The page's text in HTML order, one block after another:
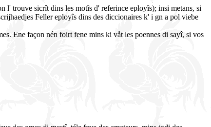
l' trouve sicrît dins les motîs d' referince eployîs); insi metans, si
Feller eployîs dins des diccionaires k' i gn a pol viebe
Ene façon nén foirt fene mins ki våt les poennes di sayî, si vos